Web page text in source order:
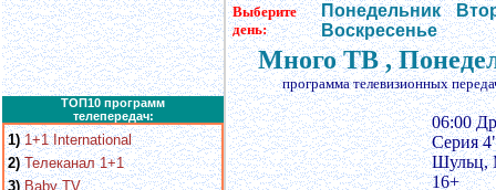
ТОП10 программ
телепередач:
1) 1+1 International
2) Телеканал 1+1
3) Baby TV
Выберите
день:
Понедельник
Воскресенье
Много ТВ ,
программа телевизионных
06:00
Серия
Шульц,
16+